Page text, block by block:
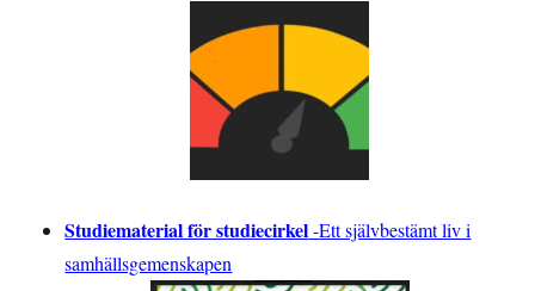
Studiematerial för studiecirkel-Ett självbestämt liv i
samhällsgemenskapen